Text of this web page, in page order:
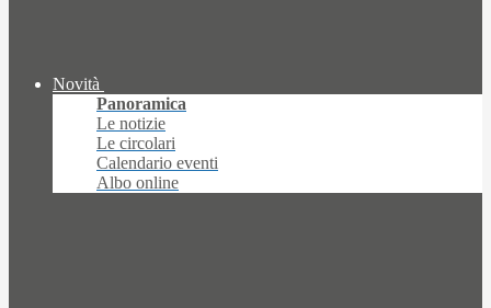
Novità
Panoramica
Le notizie
Le circolari
Calendario eventi
Albo online